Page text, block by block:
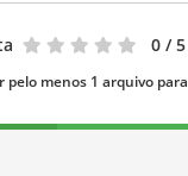
0 /
pelo menos 1 arquivo